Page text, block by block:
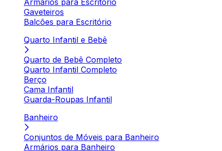
Armários para Escritório
Gaveteiros
Balcões para Escritório
Quarto Infantil e Bebê
Quarto de Bebê Completo
Quarto Infantil Completo
Berço
Cama Infantil
Guarda-Roupas Infantil
Banheiro
Conjuntos de Móveis para Banheiro
Armários para Banheiro